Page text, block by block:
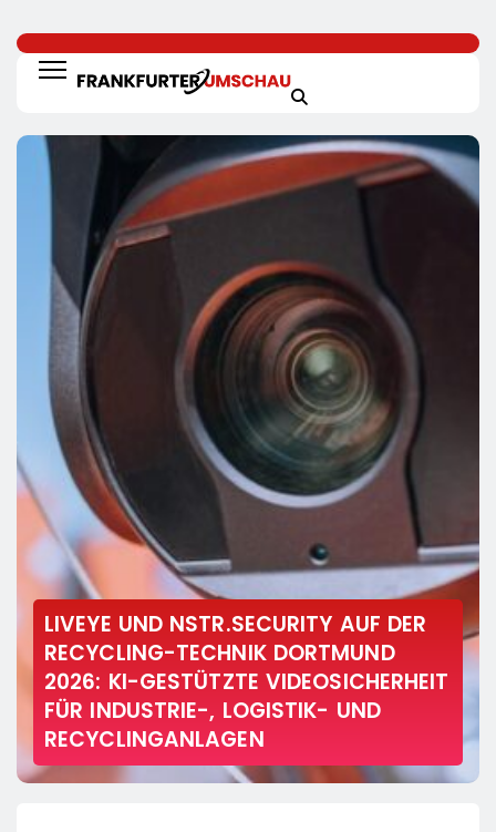
LIVEYE UND NSTR.SECURITY AUF DER
RECYCLING-TECHNIK DORTMUND
2026: KI-GESTÜTZTE VIDEOSICHERHEIT
FÜR INDUSTRIE-, LOGISTIK- UND
RECYCLINGANLAGEN